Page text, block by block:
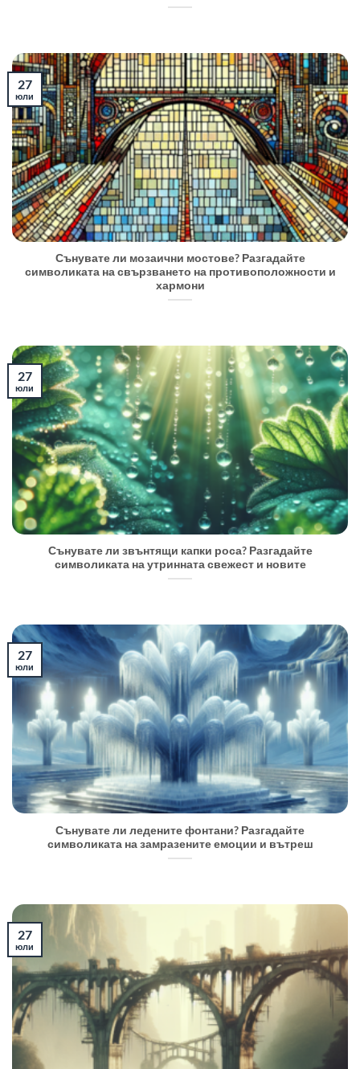
Сънувате ли мозаични мостове? Разгадайте
символиката на свързването на противоположности и
хармони
27
юли
Сънувате ли звънтящи капки роса? Разгадайте
символиката на утринната свежест и новите
27
юли
Сънувате ли ледените фонтани? Разгадайте
символиката на замразените емоции и вътреш
27
юли
27
юли